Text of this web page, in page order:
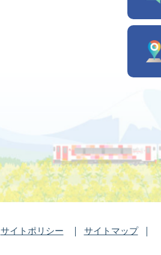
サイトポリシー サイトマップ